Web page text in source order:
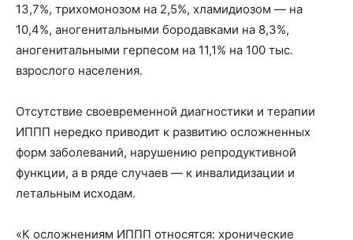
13,7%, трихомонозом на 2,5%, хламидиозом — на
10,4%, аногенитальными бородавками на 8,3%,
аногенитальными герпесом на 11,1% на 100 тыс.
взрослого населения.
Отсутствие своевременной диагностики и терапии
ИППП нередко приводит к развитию осложненных
форм заболеваний, нарушению репродуктивной
функции, а в ряде случаев — к инвалидизации и
летальным исходам.
«К осложнениям ИППП относятся: хронические